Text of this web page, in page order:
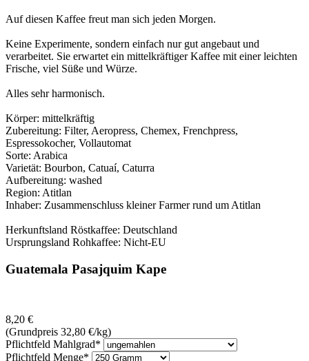
Auf diesen Kaffee freut man sich jeden Morgen.
Keine Experimente, sondern einfach nur gut angebaut und
verarbeitet. Sie erwartet ein mittelkräftiger Kaffee mit einer leichten
Frische, viel Süße und Würze.
Alles sehr harmonisch.
Körper: mittelkräftig
Zubereitung: Filter, Aeropress, Chemex, Frenchpress,
Espressokocher, Vollautomat
Sorte: Arabica
Varietät: Bourbon, Catuaí, Caturra
Aufbereitung: washed
Region: Atitlan
Inhaber: Zusammenschluss kleiner Farmer rund um Atitlan
Herkunftsland Röstkaffee: Deutschland
Ursprungsland Rohkaffee: Nicht-EU
Guatemala Pasajquim Kape
8,20 €
(Grundpreis 32,80 €/kg)
Pflichtfeld Mahlgrad*
Pflichtfeld Menge*